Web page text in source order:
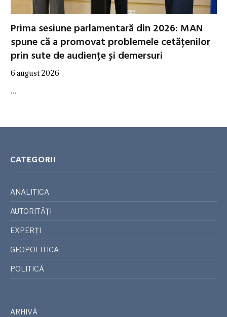
Prima sesiune parlamentară din 2026: MAN
spune că a promovat problemele cetățenilor
prin sute de audiențe și demersuri
6 august 2026
…
CATEGORII
ANALITICA
AUTORITĂȚI
EXPERȚI
GEOPOLITICA
POLITICĂ
ARHIVĂ